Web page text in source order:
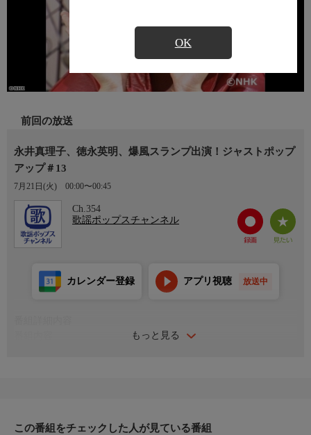
OK
前回の放送
永井真理子、徳永英明、爆風スランプ出演！ジャストポップ
アップ＃13
7月21日(火) 00:00〜00:45
Ch.354
歌謡ポップスチャンネル
もっと見る
カレンダー登録 アプリ視聴 放送中
AMAZONS、永井真理子、松岡英明
この番組をチェックした人が見ている番組